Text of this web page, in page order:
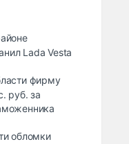
Lada Vesta
фирму
руб. за
обломки